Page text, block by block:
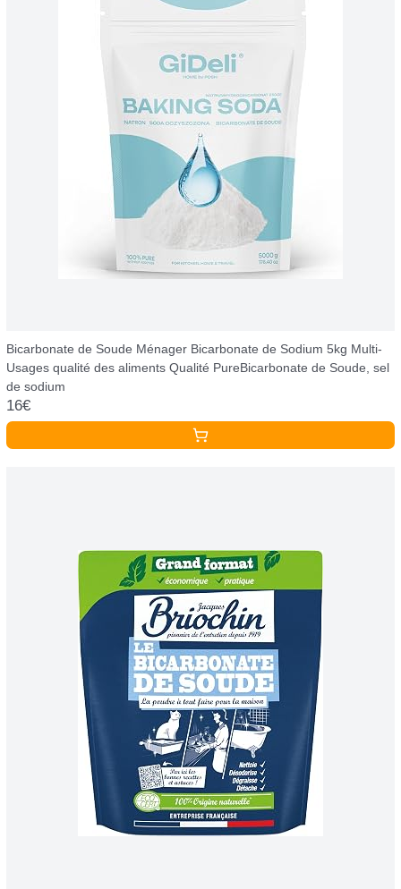
Bicarbonate de Soude Ménager Bicarbonate de Sodium 5kg Multi-
Usages qualité des aliments Qualité PureBicarbonate de Soude, sel
de sodium
16€